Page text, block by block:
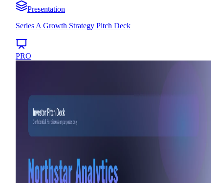
Presentation
Series A Growth Strategy Pitch Deck
PRO